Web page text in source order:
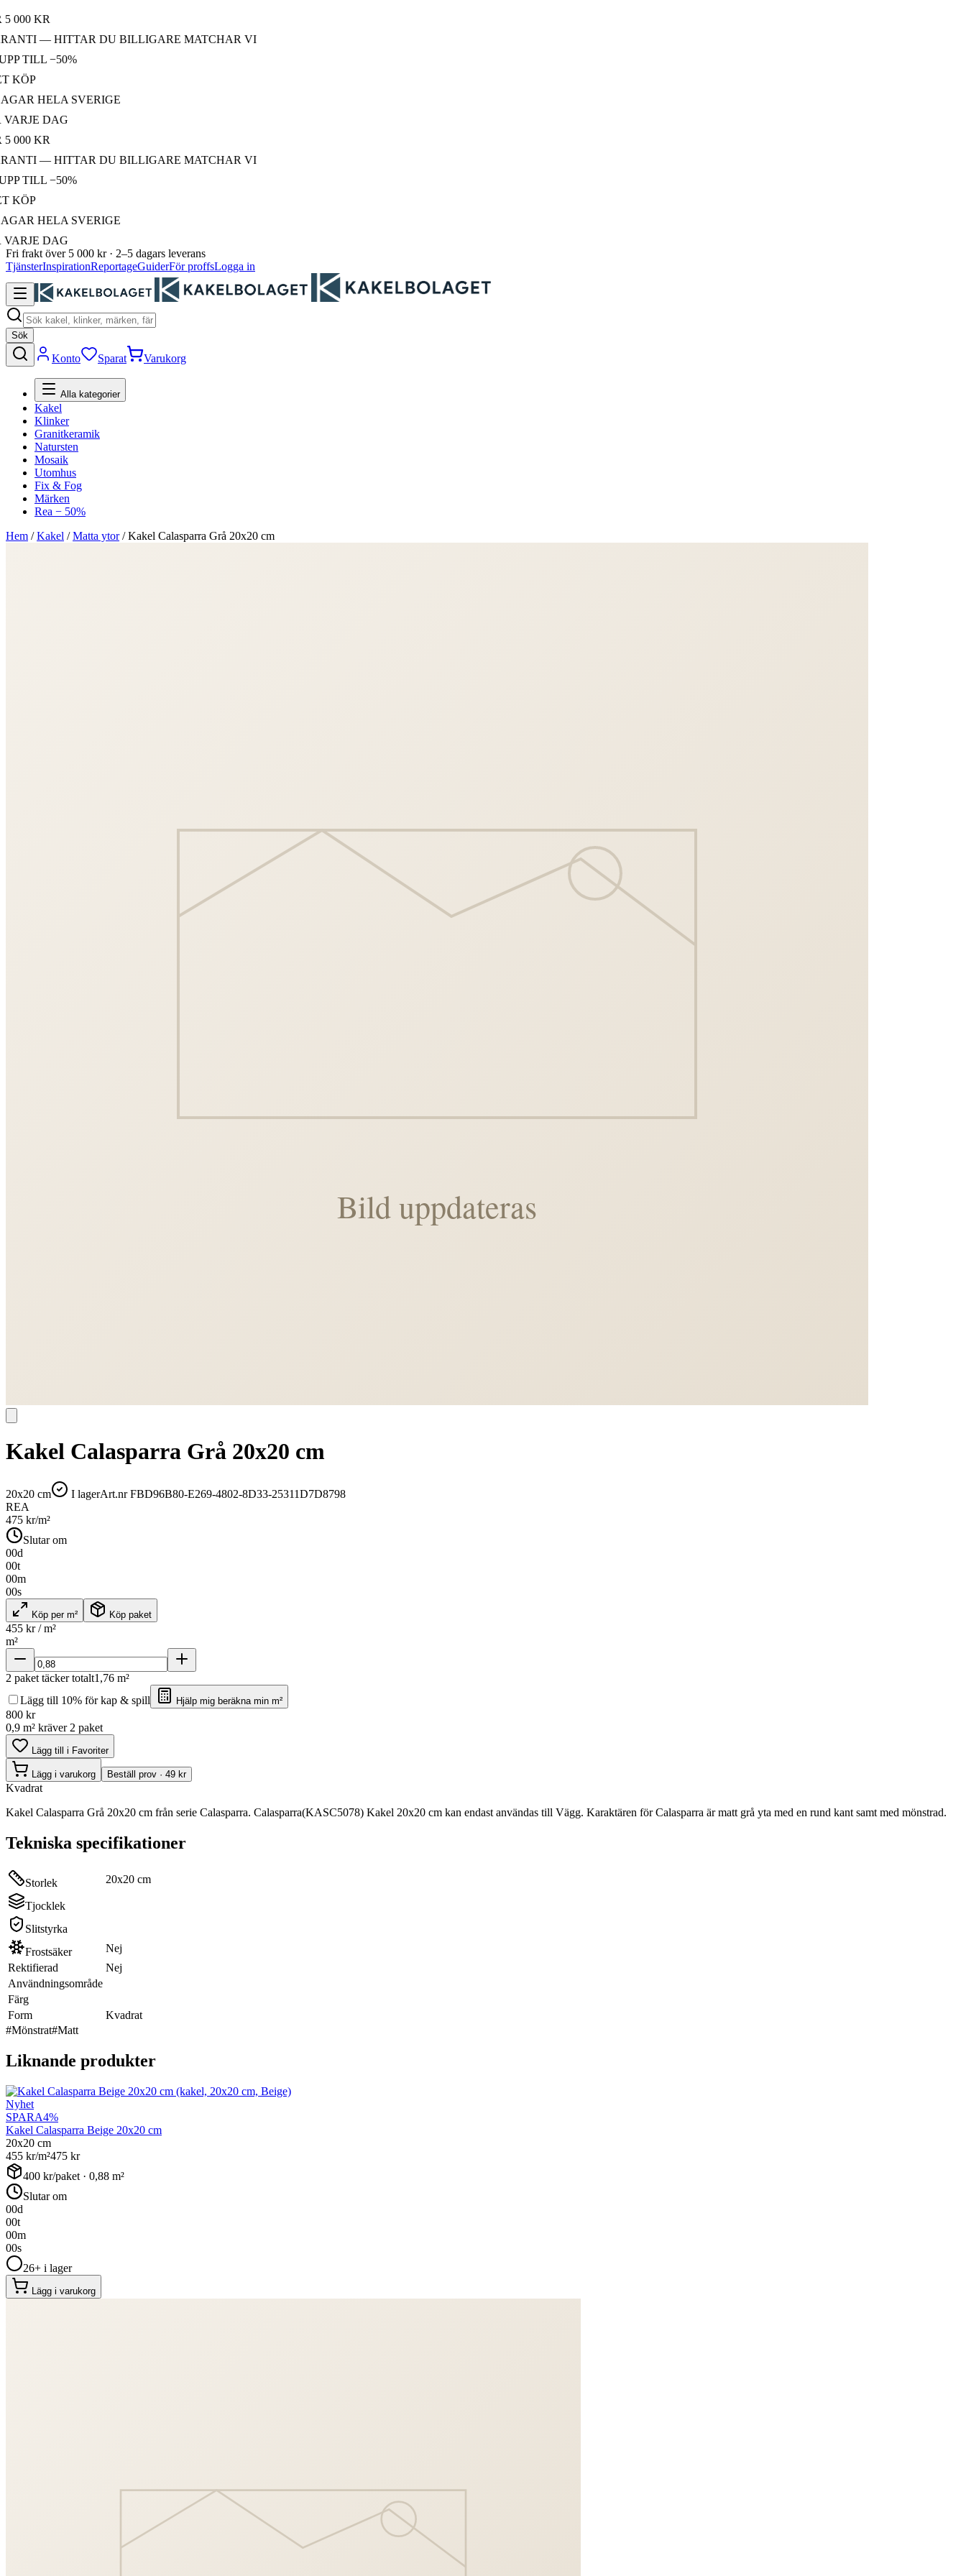
KR
— HITTAR DU BILLIGARE MATCHAR VI
TILL −50%
HELA SVERIGE
DAG
KR
— HITTAR DU BILLIGARE MATCHAR VI
TILL −50%
HELA SVERIGE
DAG
Fri frakt över 5 000 kr · 2–5 dagars leverans
TjänsterInspirationReportageGuiderFör proffsLogga in
Sök
Konto Sparat Varukorg
Alla kategorier
Kakel
Klinker
Granitkeramik
Natursten
Mosaik
Utomhus
Fix & Fog
Märken
Rea − 50%
Hem /Kakel /Matta ytor/Kakel Calasparra Grå 20x20 cm
Kakel Calasparra Grå 20x20 cm
20x20 cm I lagerArt.nrFBD96B80-E269-4802-8D33-25311D7D8798
REA
475 kr/m²
Slutar om
00d
00t
00m
00s
Köp per m² Köp paket
455 kr / m²
m²
2 paket täcker totalt1,76 m²
Lägg till 10% för kap & spill
Hjälp mig beräkna min m²
800 kr
0,9 m² kräver 2 paket
Lägg till i Favoriter
Lägg i varukorg Beställ prov · 49 kr
Kvadrat
Kakel Calasparra Grå 20x20 cm från serie Calasparra. Calasparra(KASC5078) Kakel 20x20 cm kan endast användas till Vägg. Karaktären för Calasparra är matt grå yta med en rund kant samt med mönstrad.
Tekniska specifikationer
Storlek 20x20 cm
Tjocklek
Slitstyrka
Frostsäker
Nej
Rektifierad
Nej
Användningsområde
Färg
Form
Kvadrat
#Mönstrat#Matt
Liknande produkter
Nyhet
SPARA4%
Kakel Calasparra Beige 20x20 cm
20x20 cm
455 kr/m²475 kr
400 kr/paket · 0,88 m²
Slutar om
00d
00t
00m
00s
26+ i lager
Lägg i varukorg